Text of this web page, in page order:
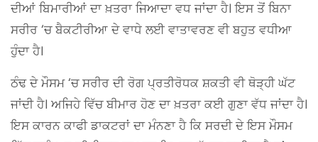
ਦੀਆਂ ਬਿਮਾਰੀਆਂ ਦਾ ਖ਼ਤਰਾ ਜਿਆਦਾ ਵਧ ਜਾਂਦਾ ਹੈ। ਇਸ ਤੋਂ ਬਿਨਾ
ਸਰੀਰ ‘ਚ ਬੈਕਟੀਰੀਆ ਦੇ ਵਾਧੇ ਲਈ ਵਾਤਾਵਰਣ ਵੀ ਬਹੁਤ ਵਧੀਆ
ਹੁੰਦਾ ਹੈ।
ਠੰਢ ਦੇ ਮੌਸਮ ‘ਚ ਸਰੀਰ ਦੀ ਰੋਗ ਪ੍ਰਤੀਰੋਧਕ ਸ਼ਕਤੀ ਵੀ ਥੋੜ੍ਹੀ ਘੱਟ
ਜਾਂਦੀ ਹੈ। ਅਜਿਹੇ ਵਿੱਚ ਬੀਮਾਰ ਹੋਣ ਦਾ ਖ਼ਤਰਾ ਕਈ ਗੁਣਾ ਵੱਧ ਜਾਂਦਾ ਹੈ।
ਇਸ ਕਾਰਨ ਕਾਫੀ ਡਾਕਟਰਾਂ ਦਾ ਮੰਨਣਾ ਹੈ ਕਿ ਸਰਦੀ ਦੇ ਇਸ ਮੌਸਮ